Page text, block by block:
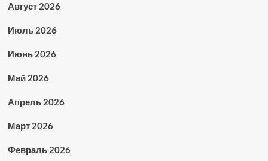
Август 2026
Июль 2026
Июнь 2026
Май 2026
Апрель 2026
Март 2026
Февраль 2026